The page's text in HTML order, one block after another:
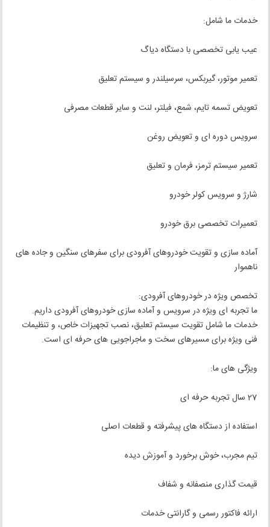
خدمات ما شامل:
عیب یابی تخصصی با دستگاه دیاگ
تعمیر موتور، گیربکس، سرسیلندر و سیستم تعلیق
تعویض تسمه تایم، شمع، فیلتر، لنت و سایر قطعات مصرفی
سرویس دوره ای و تعویض روغن
تعمیر سیستم ترمز، فرمان و تعلیق
شارژ و سرویس کولر خودرو
تعمیرات تخصصی برق خودرو
آماده سازی و تقویت خودروهای آفرودی برای سفرهای سنگین و جاده های
ناهموار
تخصص ویژه در خودروهای آفرودی:
ما تجربه ای ویژه در سرویس و آماده سازی خودروهای آفرودی داریم.
خدمات ما شامل تقویت سیستم تعلیق، نصب تجهیزات خاص، و تنظیمات
فنی ویژه برای مسیرهای سخت و ماجراجویی های حرفه ای است.
ویژگی های ما:
27 سال تجربه حرفه ای
استفاده از دستگاه های پیشرفته و قطعات اصلی
تیم مجرب، خوش برخورد و آموزش دیده
قیمت گذاری منصفانه و شفاف
ارائه فاکتور رسمی و گارانتی خدمات